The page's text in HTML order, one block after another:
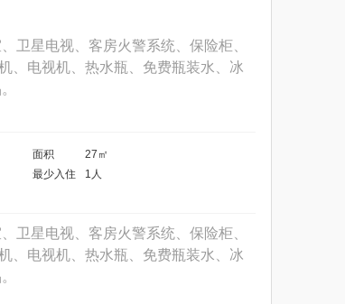
卫星电视、客房火警系统、保险柜、
、电视机、热水瓶、免费瓶装水、冰
面积
27㎡
最少入住
1人
卫星电视、客房火警系统、保险柜、
、电视机、热水瓶、免费瓶装水、冰